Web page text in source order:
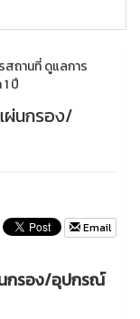
สถานที่ ดูแลการ
ปี
ผ่นกรอง/
Email
นกรอง/อุปกรณ์